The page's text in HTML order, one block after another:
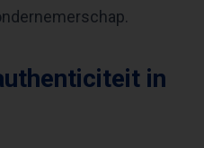
in